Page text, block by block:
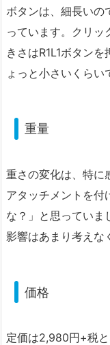
ボタンは、細長いの
っています。クリッ
きさはR1L1ボタン
ょっと小さいくらい
重量
重さの変化は、特に
アタッチメントを付
な？」と思っていま
影響はあまり考えな
価格
定価は2,980円+税